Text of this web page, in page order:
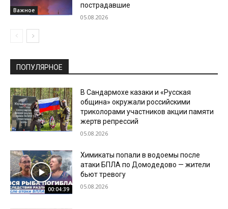
Важное
пострадавшие
05.08.2026
ПОПУЛЯРНОЕ
В Сандармохе казаки и «Русская
община» окружали российскими
триколорами участников акции памяти
жертв репрессий
05.08.2026
00:04:39
Химикаты попали в водоемы после
атаки БПЛА по Домодедово — жители
бьют тревогу
05.08.2026